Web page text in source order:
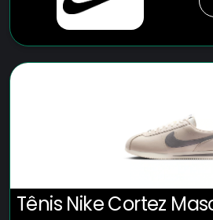
Tênis Nike Cortez